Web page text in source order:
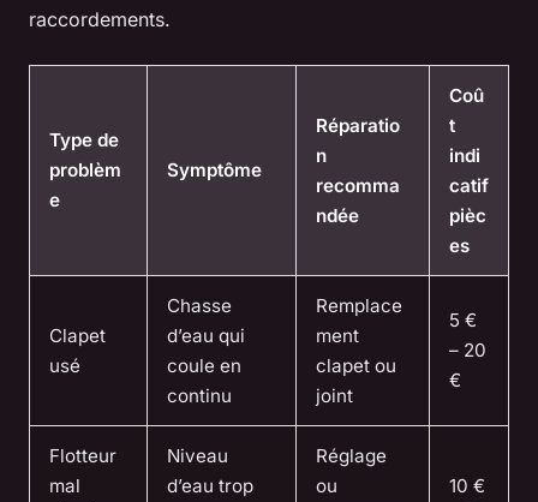
raccordements.
Type de
problèm
e
Symptôme
Réparatio
n
recomma
ndée
Coû
t
indi
catif
pièc
es
Clapet
usé
Chasse
d’eau qui
coule en
continu
Remplace
ment
clapet ou
joint
5 €
– 20
€
Flotteur
mal
Niveau
d’eau trop
Réglage
ou
10 €